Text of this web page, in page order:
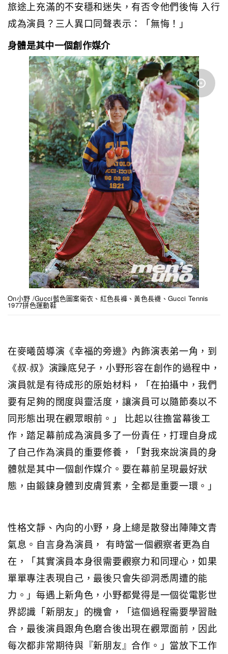
旅途上充滿的不安穩和迷失，有否令他們後悔 入行
成為演員？三人異口同聲表示：「無悔！」
身體是其中一個創作媒介
On小野 /Gucci藍色圖案衛衣、紅色長褲、黃色長襪、Gucci Tennis
1977拼色運動鞋
在麥曦茵導演《幸福的旁邊》內飾演表弟一角，到
《叔·叔》演躁底兒子，小野形容在創作的過程中，
演員就是有待成形的原始材料，「在拍攝中，我們
要有足夠的闊度與靈活度，讓演員可以隨節奏以不
同形態出現在觀眾眼前。」 比起以往擔當幕後工
作，踏足幕前成為演員多了一份責任，打理自身成
了自己作為演員的重要修養，「對我來說演員的身
體就是其中一個創作媒介。要在幕前呈現最好狀
態，由鍛鍊身體到皮膚質素，全都是重要一環。」
性格文靜、內向的小野，身上總是散發出陣陣文青
氣息。自言身為演員， 有時當一個觀察者更為自
在，「其實演員本身很需要觀察力和同理心，如果
單單專注表現自己，最後只會失卻洞悉周遭的能
力。」每遇上新角色，小野都覺得是一個從電影世
界認識「新朋友」的機會，「這個過程需要學習融
合，最後演員跟角色磨合後出現在觀眾面前，因此
每次都非常期待與『新朋友』合作。」當放下工作